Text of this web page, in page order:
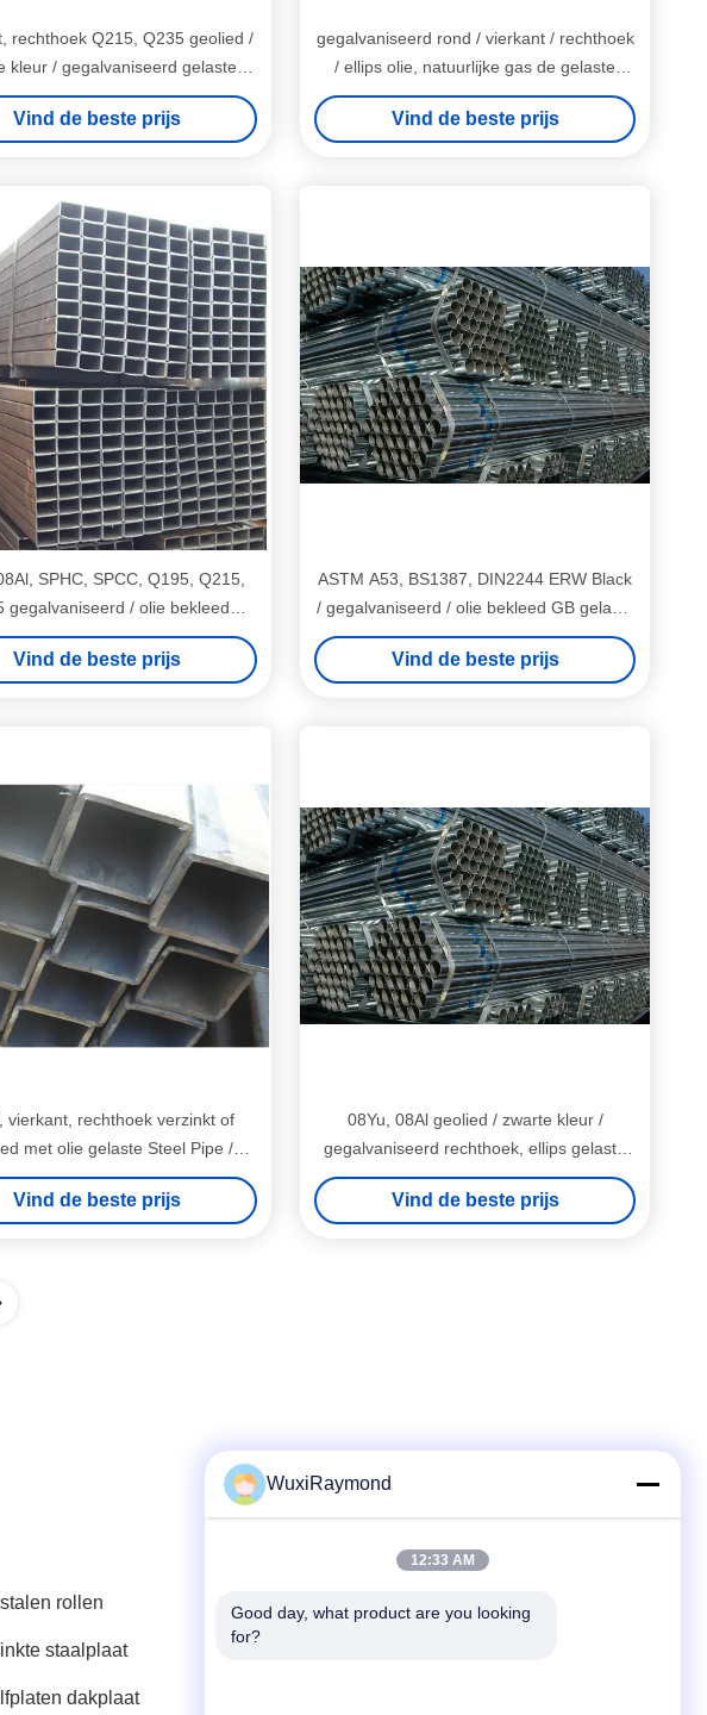
rechthoek Q215, Q235 geolied /
kleur / gegalvaniseerd gelaste
stalen buizen / pijp
Vind de beste prijs
gegalvaniseerd rond / vierkant / rechthoek
/ ellips olie, natuurlijke gas de gelaste
stalen buizen / pijp
Vind de beste prijs
SPHC, SPCC, Q195, Q215,
gegalvaniseerd / olie bekleed
stalen buizen / pijp
Vind de beste prijs
ASTM A53, BS1387, DIN2244 ERW Black
/ gegalvaniseerd / olie bekleed GB gelaste
stalen buizen / buis
Vind de beste prijs
vierkant, rechthoek verzinkt of
met olie gelaste Steel Pipe /
leidingen
Vind de beste prijs
08Yu, 08Al geolied / zwarte kleur /
gegalvaniseerd rechthoek, ellips gelaste
stalen buizen / pijp
Vind de beste prijs
rollen
staalplaat
dakplaat
Telefoon
WuxiRaymond
12:33 AM
Good day, what product are you looking
for?